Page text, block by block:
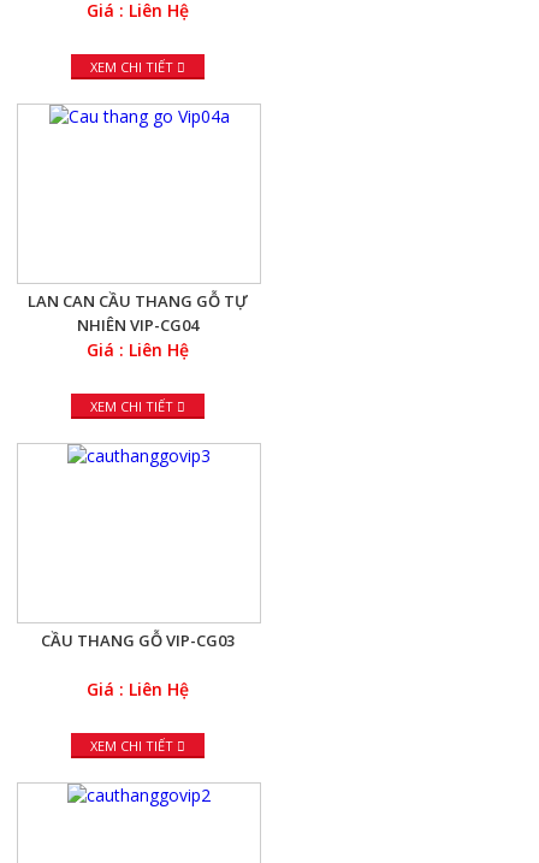
Giá : Liên Hệ
XEM CHI TIẾT
LAN CAN CẦU THANG GỖ TỰ
NHIÊN VIP-CG04
Giá : Liên Hệ
XEM CHI TIẾT
CẦU THANG GỖ VIP-CG03
Giá : Liên Hệ
XEM CHI TIẾT